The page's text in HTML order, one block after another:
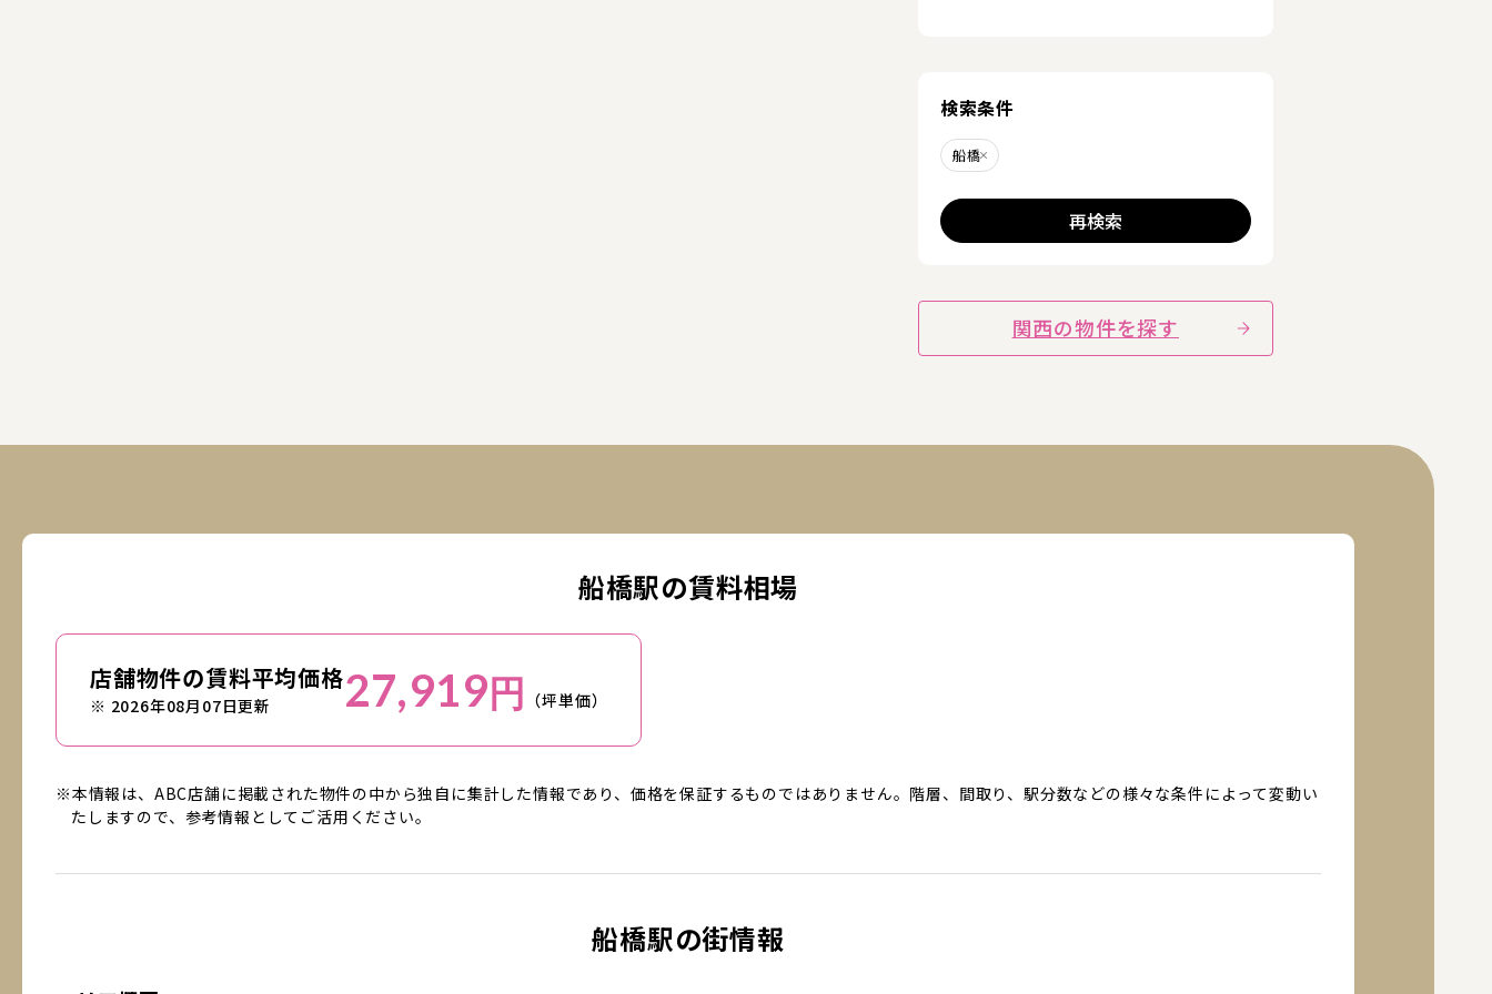
検索条件
船橋削除する
再検索
関西の物件を探す
船橋駅の賃料相場
店舗物件の賃料平均価格
※ 2026年08月07日更新 27,919円 （坪単価）
※本情報は、ABC店舗に掲載された物件の中から独自に集計した情報であり、価格を保証するものではありません。階層、間取り、駅分数などの様々な条件によって変動い
たしますので、参考情報としてご活用ください。
船橋駅の街情報